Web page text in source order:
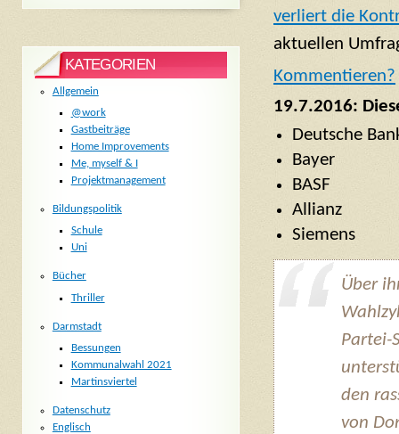
verliert die
aktuellen
Kommentieren?
19.7.2016:
Deutsche
Bayer
BASF
Allianz
Siemens
Über
Partei-
den
von
KATEGORIEN
Allgemein
@work
Gastbeiträge
Home Improvements
Me, myself & I
Projektmanagement
Bildungspolitik
Schule
Uni
Bücher
Thriller
Darmstadt
Bessungen
Kommunalwahl 2021
Martinsviertel
Datenschutz
Englisch